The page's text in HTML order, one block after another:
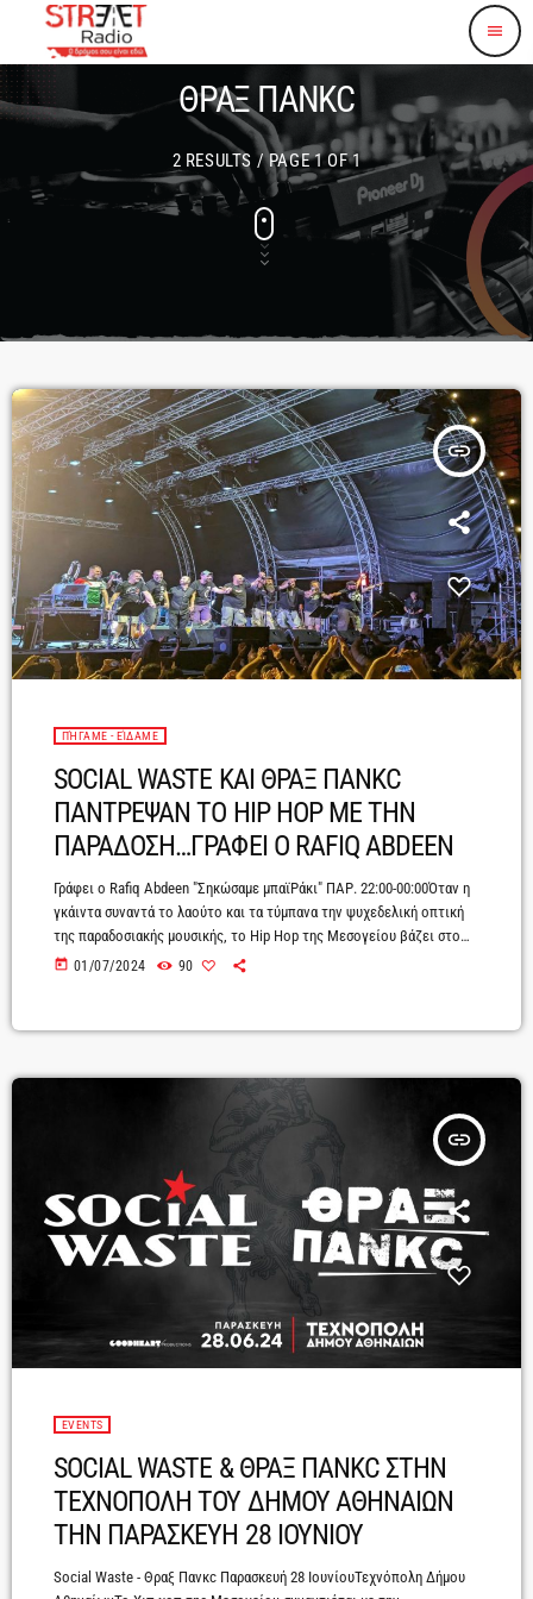
menu
ΘΡΑΞ ΠΑΝΚC
2 RESULTS / PAGE 1 OF 1
insert_link
ΠΉΓΑΜΕ - ΕΊΔΑΜΕ
SOCIAL WASTE ΚΑΙ ΘΡΑΞ ΠΑΝΚC
ΠΑΝΤΡΕΨΑΝ ΤΟ HIP HOP ΜΕ ΤΗΝ
ΠΑΡΑΔΟΣΗ…ΓΡΑΦΕΙ Ο RAFIQ ABDEEN
Γράφει o Rafiq Abdeen "Σηκώσαμε μπαϊΡάκι" ΠΑΡ. 22:00-00:00Όταν η
γκάιντα συναντά το λαούτο και τα τύμπανα την ψυχεδελική οπτική
της παραδοσιακής μουσικής, το Hip Hop της Μεσογείου βάζει στο
κάδρο όλες τις παθογένειες της ελληνικής κουλτούρας πολιτικά,
και Θραξ Πανκc ένωσαν τις δυνάμεις τους και το αποτέλεσμα ήταν...
today 01/07/2024 90
insert_link
EVENTS
SOCIAL WASTE & ΘΡΑΞ ΠΑΝΚC ΣΤΗΝ
ΤΕΧΝΟΠΟΛΗ ΤΟΥ ΔΗΜΟΥ ΑΘΗΝΑΙΩΝ
ΤΗΝ ΠΑΡΑΣΚΕΥΗ 28 ΙΟΥΝΙΟΥ
Social Waste - Θραξ Πανκc Παρασκευή 28 ΙουνίουΤεχνόπολη Δήμου